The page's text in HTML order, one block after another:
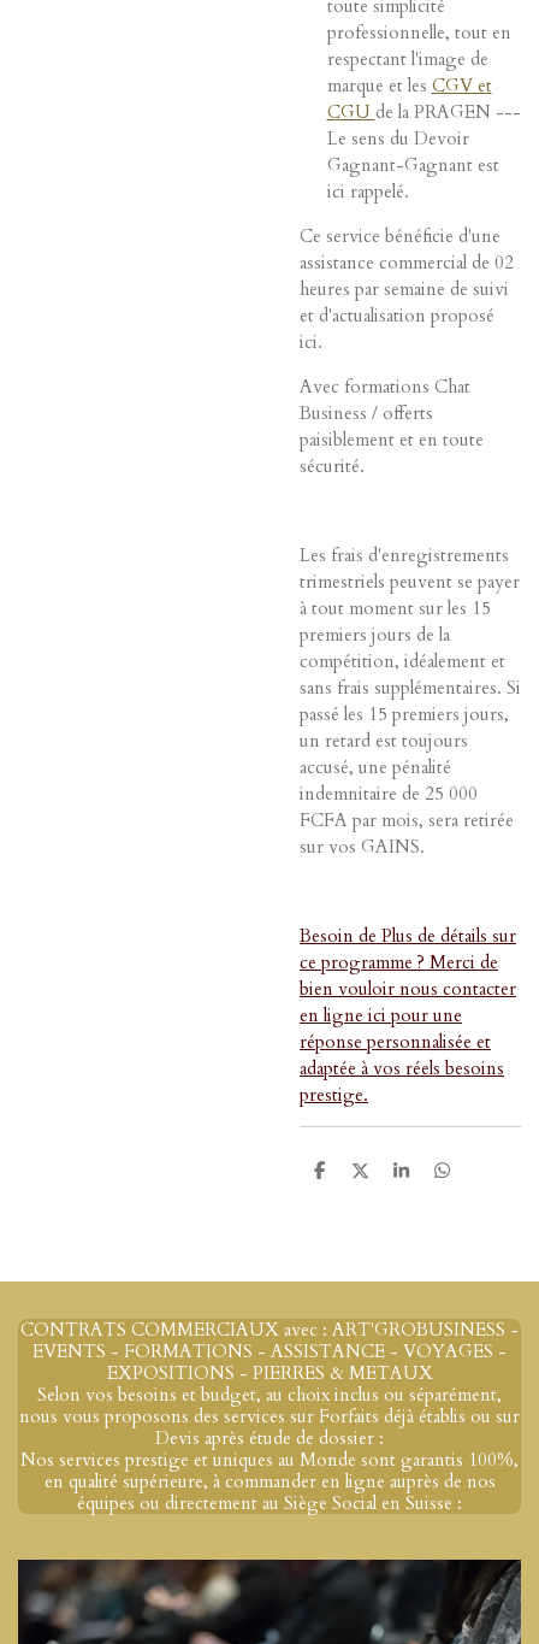
toute simplicité
professionnelle, tout en
respectant l'image de
marque et les CGV et
CGU de la PRAGEN ---
Le sens du Devoir
Gagnant-Gagnant est
ici rappelé.
Ce service bénéficie d'une
assistance commercial de 02
heures par semaine de suivi
et d'actualisation proposé
ici.
Avec formations Chat
Business / offerts
paisiblement et en toute
sécurité.
Les frais d'enregistrements
trimestriels peuvent se payer
à tout moment sur les 15
premiers jours de la
compétition, idéalement et
sans frais supplémentaires. Si
passé les 15 premiers jours,
un retard est toujours
accusé, une pénalité
indemnitaire de 25 000
FCFA par mois, sera retirée
sur vos GAINS.
Besoin de Plus de détails sur
ce programme ? Merci de
bien vouloir nous contacter
en ligne ici pour une
réponse personnalisée et
adaptée à vos réels besoins
prestige.
P
e
P
e
P
e
P
e
CONTRATS COMMERCIAUX avec : ART'GROBUSINESS -
EVENTS - FORMATIONS - ASSISTANCE - VOYAGES -
EXPOSITIONS - PIERRES & METAUX
Selon vos besoins et budget, au choix inclus ou séparément,
nous vous proposons des services sur Forfaits déjà établis ou sur
Devis après étude de dossier :
Nos services prestige et uniques au Monde sont garantis 100%,
en qualité supérieure, à commander en ligne auprès de nos
équipes ou directement au Siège Social en Suisse :